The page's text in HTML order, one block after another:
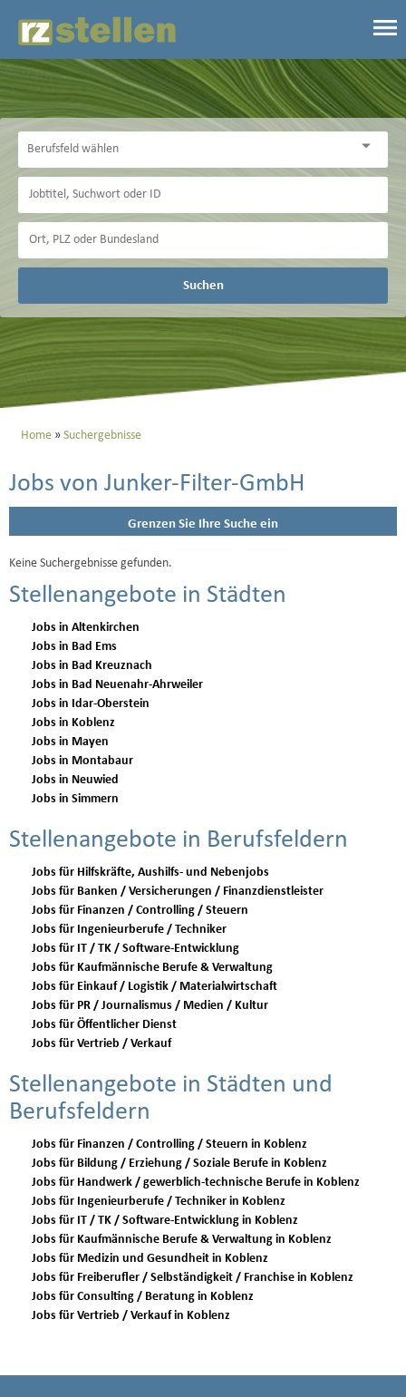
Suchen
Home Suchergebnisse
Jobs von Junker-Filter-GmbH
Grenzen Sie Ihre Suche ein
Keine Suchergebnisse gefunden.
Stellenangebote in Städten
Jobs in Altenkirchen
Jobs in Bad Ems
Jobs in Bad Kreuznach
Jobs in Bad Neuenahr-Ahrweiler
Jobs in Idar-Oberstein
Jobs in Koblenz
Jobs in Mayen
Jobs in Montabaur
Jobs in Neuwied
Jobs in Simmern
Stellenangebote in Berufsfeldern
Jobs für Hilfskräfte, Aushilfs- und Nebenjobs
Jobs für Banken / Versicherungen / Finanzdienstleister
Jobs für Finanzen / Controlling / Steuern
Jobs für Ingenieurberufe / Techniker
Jobs für IT / TK / Software-Entwicklung
Jobs für Kaufmännische Berufe & Verwaltung
Jobs für Einkauf / Logistik / Materialwirtschaft
Jobs für PR / Journalismus / Medien / Kultur
Jobs für Öffentlicher Dienst
Jobs für Vertrieb / Verkauf
Stellenangebote in Städten und
Berufsfeldern
Jobs für Finanzen / Controlling / Steuern in Koblenz
Jobs für Bildung / Erziehung / Soziale Berufe in Koblenz
Jobs für Handwerk / gewerblich-technische Berufe in Koblenz
Jobs für Ingenieurberufe / Techniker in Koblenz
Jobs für IT / TK / Software-Entwicklung in Koblenz
Jobs für Kaufmännische Berufe & Verwaltung in Koblenz
Jobs für Medizin und Gesundheit in Koblenz
Jobs für Freiberufler / Selbständigkeit / Franchise in Koblenz
Jobs für Consulting / Beratung in Koblenz
Jobs für Vertrieb / Verkauf in Koblenz